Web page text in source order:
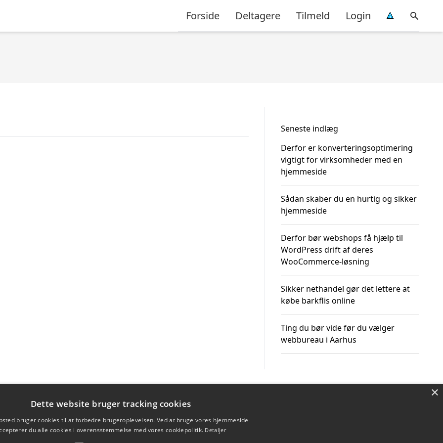
Forside Deltagere Tilmeld Login
Seneste indlæg
Derfor er konverteringsoptimering
vigtigt for virksomheder med en
hjemmeside
Sådan skaber du en hurtig og sikker
hjemmeside
Derfor bør webshops få hjælp til
WordPress drift af deres
WooCommerce-løsning
Sikker nethandel gør det lettere at
købe barkflis online
Ting du bør vide før du vælger
webbureau i Aarhus
×
Dette website bruger tracking cookies
bruger cookies til at forbedre brugeroplevelsen. Ved at bruge vores hjemmeside
du alle cookies i overensstemmelse med vores cookiepolitik. Detaljer